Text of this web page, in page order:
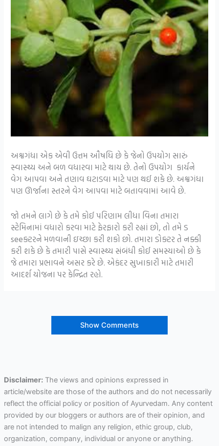
અશ્વગંધા એક એવી ઉત્તમ ઔષધિ છે કે જેનો ઉપયોગ સારું
સ્વાસ્થ્ય અને બળ વધારવા માટે થાય છે. તેનો ઉપયોગ કાર્યને
વેગ આપવા અને તણાવ ઘટાડવા માટે પણ થઈ શકે છે. અશ્વગંધા
પણ ઊર્જાના સ્તરને વેગ આપવા માટે બતાવવામાં આવે છે.
જો તમને લાગે છે કે તમે કોઈ પરિણામ લીધા વિના તમારા
સ્ટેમિનામાં વધારો કરવા માટે ફેરફારો કરી રહ્યાં છો, તો તમે ડ
seeક્ટરને મળવાની ઇચ્છા કરી શકો છો. તમારા ડોક્ટર તે નક્કી
કરી શકે છે કે તમારી પાસે સ્વાસ્થ્ય સંબંધી કોઈ સમસ્યાઓ છે કે
જે તમારા પ્રભાવને અસર કરે છે. એકંદર સુખાકારી માટે તમારી
આદર્શ યોજના પર કેન્દ્રિત રહો.
Show Comments
Disclaimer:The views and opinions expressed in
article/website are those of the authors and do not necessarily
reflect the official policy or position of Ayurvedam. Any content
provided by our bloggers or authors are of their opinion, and
are not intended to malign any religion, ethic group, club,
organization, company, individual or anyone or anything.